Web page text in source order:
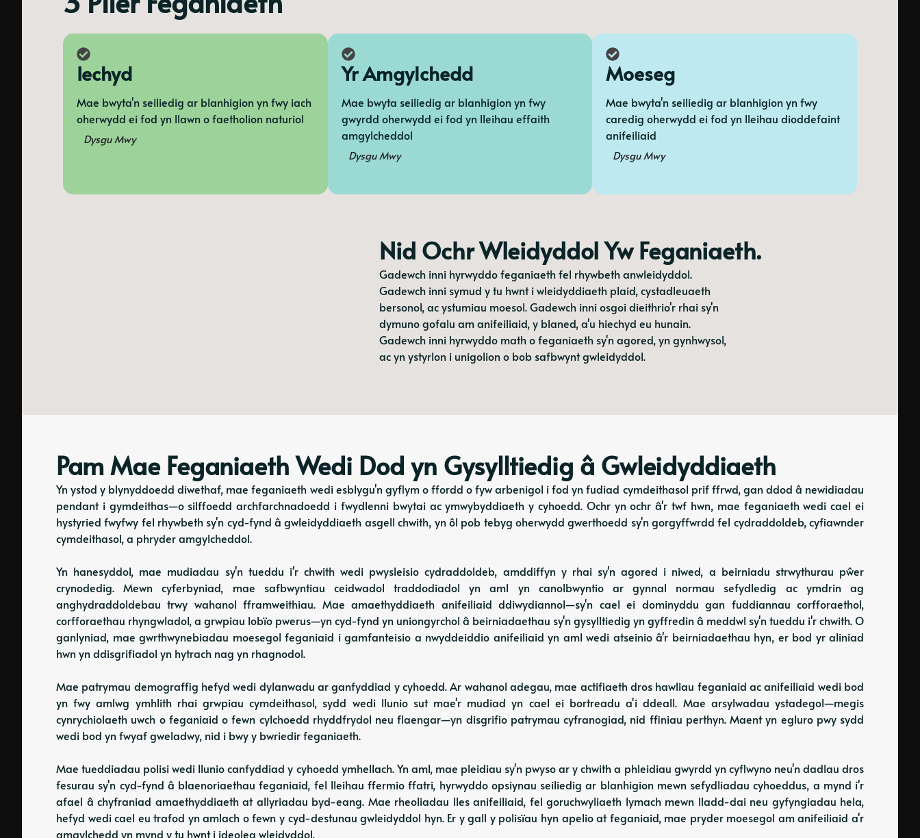
Iechyd
Mae bwyta'n seiliedig ar blanhigion yn fwy iach
oherwydd ei fod yn llawn o faetholion naturiol
Dysgu Mwy
Yr Amgylchedd
Mae bwyta seiliedig ar blanhigion yn fwy
gwyrdd oherwydd ei fod yn lleihau effaith
amgylcheddol
Dysgu Mwy
Moeseg
Mae bwyta'n seiliedig ar blanhigion yn fwy
caredig oherwydd ei fod yn lleihau dioddefaint
anifeiliaid
Dysgu Mwy
Nid Ochr Wleidyddol Yw Feganiaeth.
Gadewch inni hyrwyddo feganiaeth fel rhywbeth anwleidyddol.
Gadewch inni symud y tu hwnt i wleidyddiaeth plaid, cystadleuaeth
bersonol, ac ystumiau moesol. Gadewch inni osgoi dieithrio'r rhai sy'n
dymuno gofalu am anifeiliaid, y blaned, a'u hiechyd eu hunain.
Gadewch inni hyrwyddo math o feganiaeth sy'n agored, yn gynhwysol,
ac yn ystyrlon i unigolion o bob safbwynt gwleidyddol.
Pam Mae Feganiaeth Wedi Dod yn Gysylltiedig â Gwleidyddiaeth
Yn ystod y blynyddoedd diwethaf, mae feganiaeth wedi esblygu'n gyflym o ffordd o fyw arbenigol i fod yn fudiad cymdeithasol prif ffrwd, gan ddod â newidiadau
pendant i gymdeithas—o silffoedd archfarchnadoedd i fwydlenni bwytai ac ymwybyddiaeth y cyhoedd. Ochr yn ochr â'r twf hwn, mae feganiaeth wedi cael ei
hystyried fwyfwy fel rhywbeth sy'n cyd-fynd â gwleidyddiaeth asgell chwith, yn ôl pob tebyg oherwydd gwerthoedd sy'n gorgyffwrdd fel cydraddoldeb, cyfiawnder
cymdeithasol, a phryder amgylcheddol.
Yn hanesyddol, mae mudiadau sy'n tueddu i'r chwith wedi pwysleisio cydraddoldeb, amddiffyn y rhai sy'n agored i niwed, a beirniadu strwythurau pŵer
crynodedig. Mewn cyferbyniad, mae safbwyntiau ceidwadol traddodiadol yn aml yn canolbwyntio ar gynnal normau sefydledig ac ymdrin ag
anghydraddoldebau trwy wahanol fframweithiau. Mae amaethyddiaeth anifeiliaid ddiwydiannol—sy'n cael ei dominyddu gan fuddiannau corfforaethol,
corfforaethau rhyngwladol, a grwpiau lobïo pwerus—yn cyd-fynd yn uniongyrchol â beirniadaethau sy'n gysylltiedig yn gyffredin â meddwl sy'n tueddu i'r chwith. O
ganlyniad, mae gwrthwynebiadau moesegol feganiaid i gamfanteisio a nwyddeiddio anifeiliaid yn aml wedi atseinio â'r beirniadaethau hyn, er bod yr aliniad
hwn yn ddisgrifiadol yn hytrach nag yn rhagnodol.
Mae patrymau demograffig hefyd wedi dylanwadu ar ganfyddiad y cyhoedd. Ar wahanol adegau, mae actifiaeth dros hawliau feganiaid ac anifeiliaid wedi bod
yn fwy amlwg ymhlith rhai grwpiau cymdeithasol, sydd wedi llunio sut mae'r mudiad yn cael ei bortreadu a'i ddeall. Mae arsylwadau ystadegol—megis
cynrychiolaeth uwch o feganiaid o fewn cylchoedd rhyddfrydol neu flaengar—yn disgrifio patrymau cyfranogiad, nid ffiniau perthyn. Maent yn egluro pwy sydd
wedi bod yn fwyaf gweladwy, nid i bwy y bwriedir feganiaeth.
Mae tueddiadau polisi wedi llunio canfyddiad y cyhoedd ymhellach. Yn aml, mae pleidiau sy'n pwyso ar y chwith a phleidiau gwyrdd yn cyflwyno neu'n dadlau dros
fesurau sy'n cyd-fynd â blaenoriaethau feganiaid, fel lleihau ffermio ffatri, hyrwyddo opsiynau seiliedig ar blanhigion mewn sefydliadau cyhoeddus, a mynd i'r
afael â chyfraniad amaethyddiaeth at allyriadau byd-eang. Mae rheoliadau lles anifeiliaid, fel goruchwyliaeth lymach mewn lladd-dai neu gyfyngiadau hela,
hefyd wedi cael eu trafod yn amlach o fewn y cyd-destunau gwleidyddol hyn. Er y gall y polisïau hyn apelio at feganiaid, mae pryder moesegol am anifeiliaid a'r
amgylchedd yn mynd y tu hwnt i ideoleg wleidyddol.